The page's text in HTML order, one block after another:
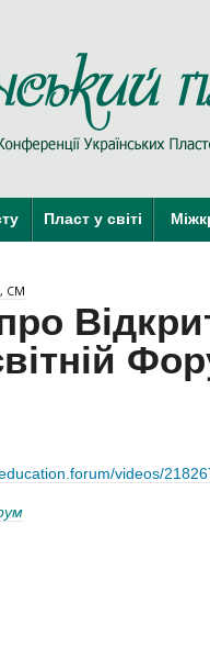
Пласт у світі
СМ
videos/